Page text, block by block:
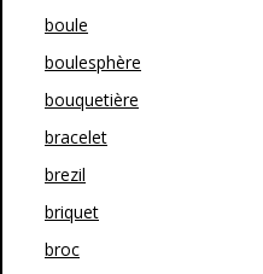
boule
boulesphère
bouquetière
bracelet
brezil
briquet
broc